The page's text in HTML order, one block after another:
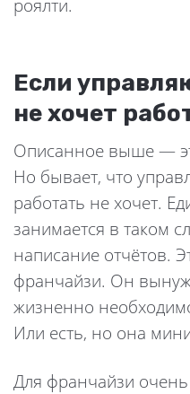
роялти.
Если
не хочет
Описанное выше —
Но бывает, что
работать не хочет.
занимается в таком
написание отчётов.
франчайзи. Он
жизненно
Или есть, но она
Для франчайзи